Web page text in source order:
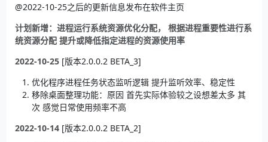
@2022-10-25之后的更新信息发布在软件主页
计划新增：进程运行系统资源优化分配， 根据进程重要性进行系
统资源分配 提升或降低指定进程的资源使用率
2022-10-25[版本2.0.0.2 BETA_3]
优化程序进程任务状态监听逻辑 提升监听效率、稳定性
移除桌面整理功能：原因 首先实际体验较之设想差太多 其
次 感觉日常使用频率不高
2022-10-14[版本2.0.0.2 BETA_2]